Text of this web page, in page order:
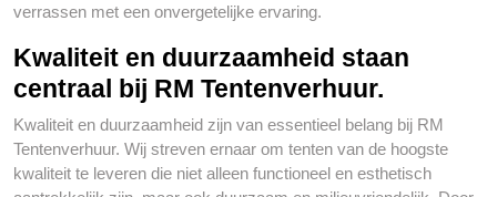
verrassen met een onvergetelijke ervaring.
Kwaliteit en duurzaamheid staan
centraal bij RM Tentenverhuur.
Kwaliteit en duurzaamheid zijn van essentieel belang bij RM
Tentenverhuur. Wij streven ernaar om tenten van de hoogste
kwaliteit te leveren die niet alleen functioneel en esthetisch